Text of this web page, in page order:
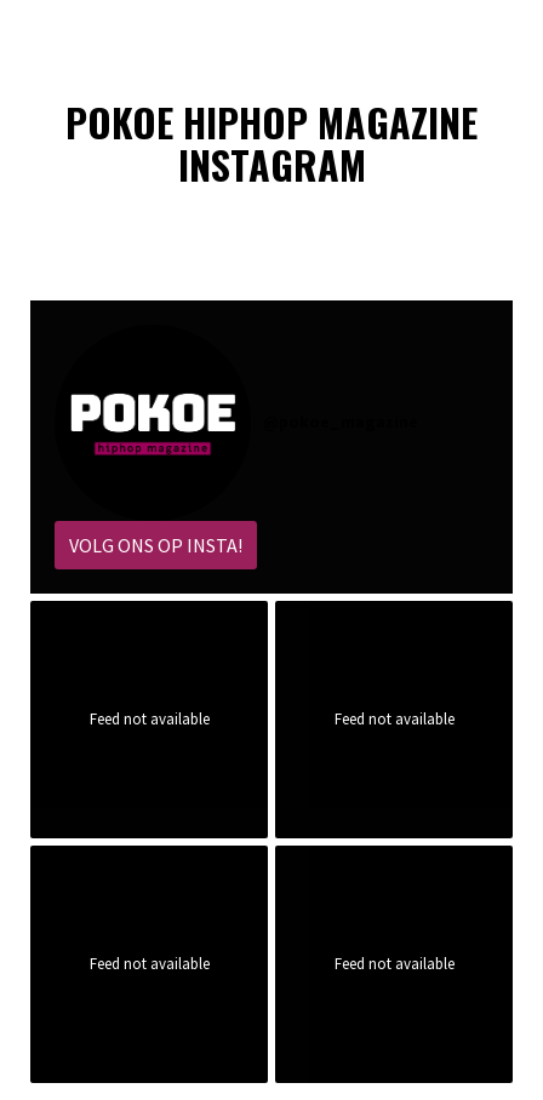
POKOE HIPHOP MAGAZINE
INSTAGRAM
VOLG ONS OP INSTA!
Feed not available Feed not available
Feed not available Feed not available